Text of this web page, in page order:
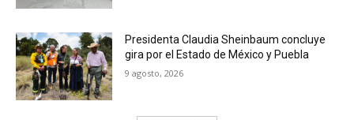
Presidenta Claudia Sheinbaum concluye
gira por el Estado de México y Puebla
9 agosto, 2026